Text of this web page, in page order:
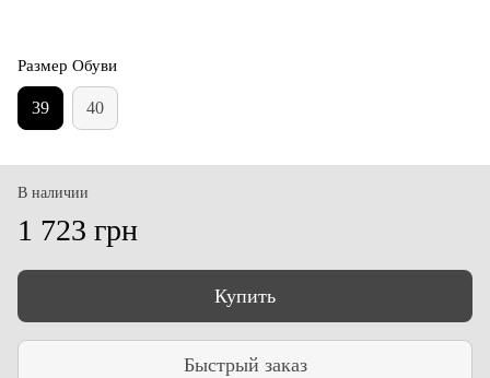
Размер Обуви
39 40
В наличии
1 723 грн
Купить
Быстрый заказ